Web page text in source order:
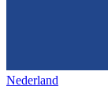
Nederland